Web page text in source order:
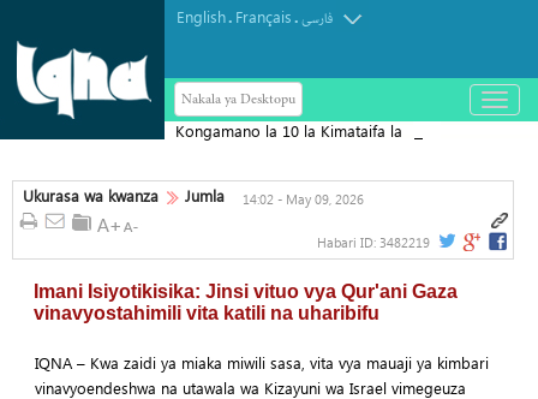
English. Français.فارسی
Nakala ya Desktopu
باز
و
Kongamano la 10 la Kimataifa la
Ukurasa wa kwanza
Jumla 14:02 - May 09, 2026
Habari ID: 3482219
Imani Isiyotikisika: Jinsi vituo vya Qur'ani Gaza
vinavyostahimili vita katili na uharibifu
IQNA – Kwa zaidi ya miaka miwili sasa, vita vya mauaji ya kimbari
vinavyoendeshwa na utawala wa Kizayuni wa Israel vimegeuza